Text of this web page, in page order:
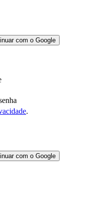
com o Google
.
com o Google